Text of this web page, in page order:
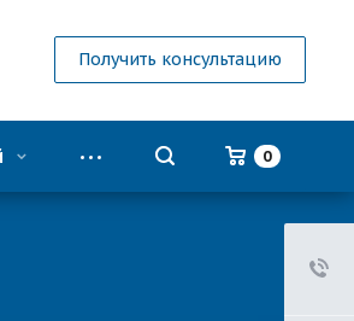
Получить консультацию
0